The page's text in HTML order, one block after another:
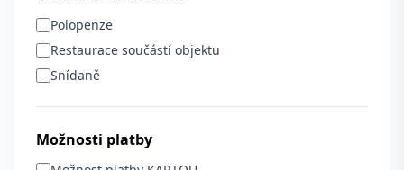
Polopenze
Restaurace součástí objektu
Snídaně
Možnosti platby